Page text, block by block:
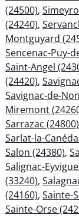
(24500),
(24240),
Montguyard
Sencenac-Puy-
Saint-Angel
(24420),
Savignac-de-
Miremont
Sarrazac (24800)
Sarlat-la-
Salon (24380),
Salignac-
(33240),
(24160), Sainte-
Sainte-Orse